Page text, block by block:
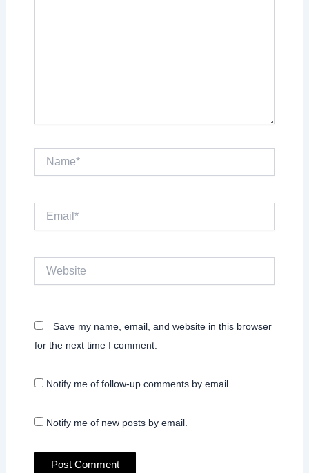
Name*
Save my name, email, and website in this browser
for the next time I comment.
Notify me of follow-up comments by email.
Notify me of new posts by email.